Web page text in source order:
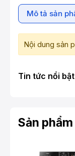
Mô tả sản
Nội dung sản
Tin tức nổi bật
Sản